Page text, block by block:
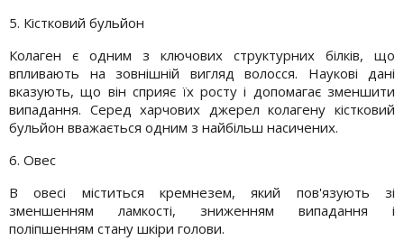
5. Кістковий бульйон
Колаген є одним з ключових структурних білків, що
впливають на зовнішній вигляд волосся. Наукові дані
вказують, що він сприяє їх росту і допомагає зменшити
випадання. Серед харчових джерел колагену кістковий
бульйон вважається одним з найбільш насичених.
6. Овес
В овесі міститься кремнезем, який пов'язують зі
зменшенням ламкості, зниженням випадання і
поліпшенням стану шкіри голови.